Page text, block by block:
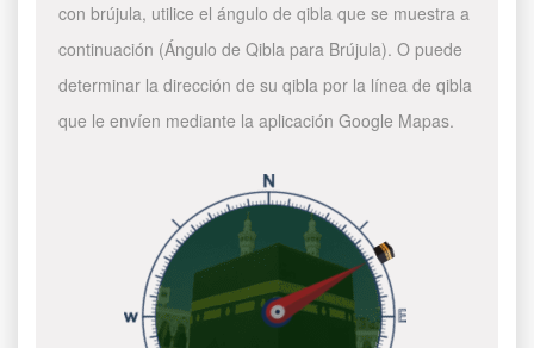
con brújula, utilice el ángulo de qibla que se muestra a
continuación (Ángulo de Qibla para Brújula). O puede
determinar la dirección de su qibla por la línea de qibla
que le envíen mediante la aplicación Google Mapas.